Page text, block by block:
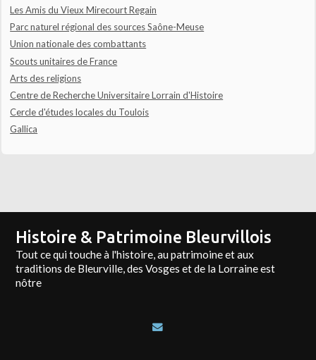
Les Amis du Vieux Mirecourt Regain
Parc naturel régional des sources Saône-Meuse
Union nationale des combattants
Scouts unitaires de France
Arts des religions
Centre de Recherche Universitaire Lorrain d'Histoire
Cercle d'études locales du Toulois
Gallica
Histoire & Patrimoine Bleurvillois
Tout ce qui touche à l'histoire, au patrimoine et aux
traditions de Bleurville, des Vosges et de la Lorraine est
nôtre